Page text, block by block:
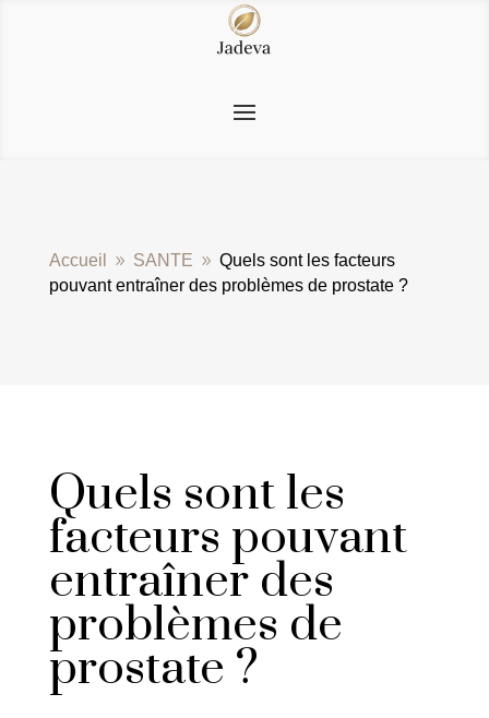
Accueil 9 SANTE 9 Quels sont les facteurs
pouvant entraîner des problèmes de prostate ?
Quels sont les
facteurs pouvant
entraîner des
problèmes de
prostate ?